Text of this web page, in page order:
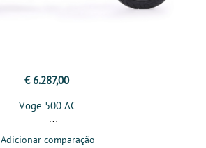
€ 6.287,00
Voge 500 AC
Adicionar comparação